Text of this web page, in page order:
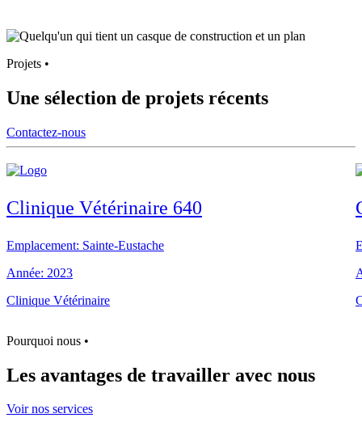
Projets •
Une sélection de projets récents
Contactez-nous
Clinique Vétérinaire 640
Emplacement: Sainte-Eustache
Année: 2023
Clinique Vétérinaire
Pourquoi nous •
Les avantages de travailler avec nous
Voir nos services